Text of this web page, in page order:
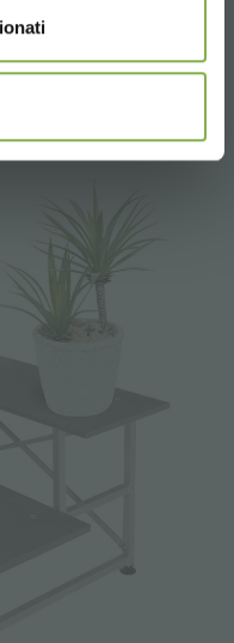
flor 3 shelves"